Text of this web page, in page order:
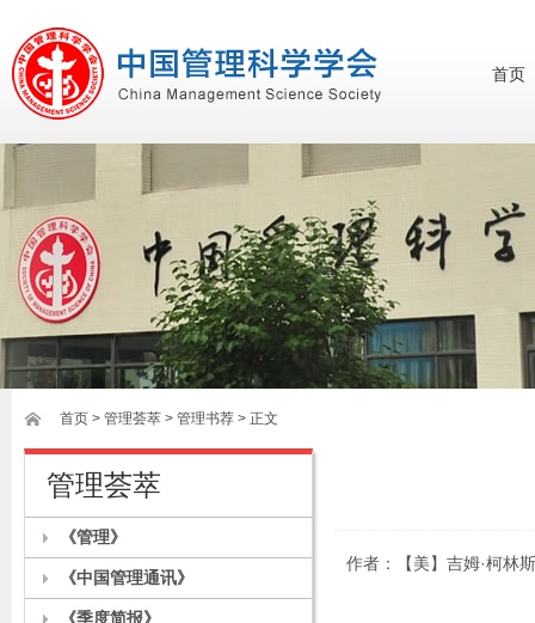
首页
首页 > 管理荟萃 > 管理书荐 > 正文
管理荟萃
《管理》
《中国管理通讯》
《季度简报》
作者：【美】吉姆·柯林